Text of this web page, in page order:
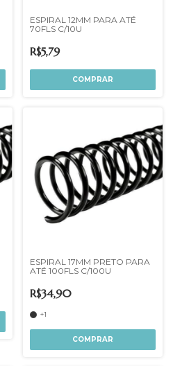
ESPIRAL 12MM PARA ATÉ
70FLS C/10U
R$5,79
COMPRAR
ESPIRAL 17MM PRETO PARA
ATÉ 100FLS C/100U
R$34,90
+1
COMPRAR